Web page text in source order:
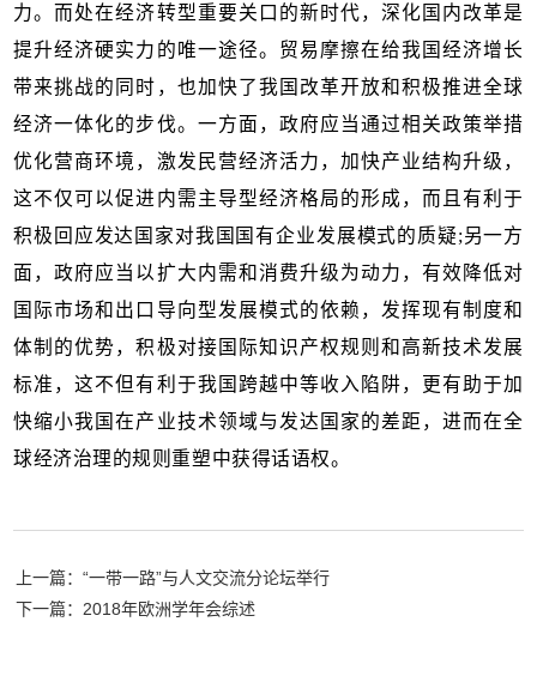
力。而处在经济转型重要关口的新时代，深化国内改革是
提升经济硬实力的唯一途径。贸易摩擦在给我国经济增长
带来挑战的同时，也加快了我国改革开放和积极推进全球
经济一体化的步伐。一方面，政府应当通过相关政策举措
优化营商环境，激发民营经济活力，加快产业结构升级，
这不仅可以促进内需主导型经济格局的形成，而且有利于
积极回应发达国家对我国国有企业发展模式的质疑;另一方
面，政府应当以扩大内需和消费升级为动力，有效降低对
国际市场和出口导向型发展模式的依赖，发挥现有制度和
体制的优势，积极对接国际知识产权规则和高新技术发展
标准，这不但有利于我国跨越中等收入陷阱，更有助于加
快缩小我国在产业技术领域与发达国家的差距，进而在全
球经济治理的规则重塑中获得话语权。
上一篇：“一带一路”与人文交流分论坛举行
下一篇：2018年欧洲学年会综述